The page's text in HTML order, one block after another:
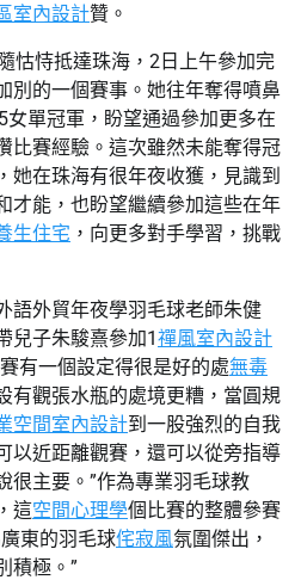
室內設計贊。
怙恃抵達珠海，2日上午參加完
別的一個賽事。她往年奪得噴鼻
單冠軍，盼望通過參加更多在
比賽經驗。這次雖然未能奪得冠
她在珠海有很年夜收獲，見識到
才能，也盼望繼續參加這些在年
生住宅 ，向更多對手學習，挑戰
語外貿年夜學羽毛球老師朱健
兒子朱駿熹參加1禪風室內設計
有一個設定得很是好的處無毒
有觀張水瓶的處境更糟，當圓規
空間室內設計到一股強烈的自我
以近距離觀賽，還可以從旁指導
很主要。”作為專業羽毛球教
這空間心理學個比賽的整體參賽
東的羽毛球侘寂風氛圍傑出，
積極。”